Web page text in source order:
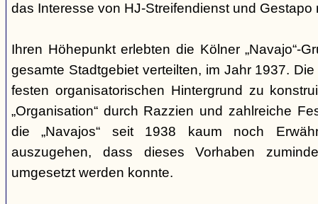
das Interesse von HJ-Streifendienst und Gestapo
Ihren Höhepunkt erlebten die Kölner „Navajo“-
gesamte Stadtgebiet verteilten, im Jahr 1937.
festen organisatorischen Hintergrund zu
„Organisation“ durch Razzien und zahlreiche
die „Navajos“ seit 1938 kaum noch
auszugehen, dass dieses Vorhaben
umgesetzt werden konnte.